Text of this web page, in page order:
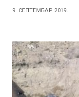
9. СЕПТЕМБАР 2019.